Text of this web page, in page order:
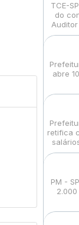
TCE-
do
abre
retifica
PM -